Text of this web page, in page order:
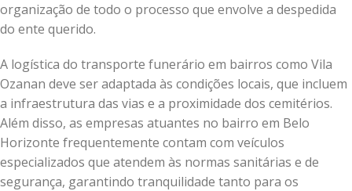
organização de todo o processo que envolve a despedida
do ente querido.
A logística do transporte funerário em bairros como Vila
Ozanan deve ser adaptada às condições locais, que incluem
a infraestrutura das vias e a proximidade dos cemitérios.
Além disso, as empresas atuantes no bairro em Belo
Horizonte frequentemente contam com veículos
especializados que atendem às normas sanitárias e de
segurança, garantindo tranquilidade tanto para os